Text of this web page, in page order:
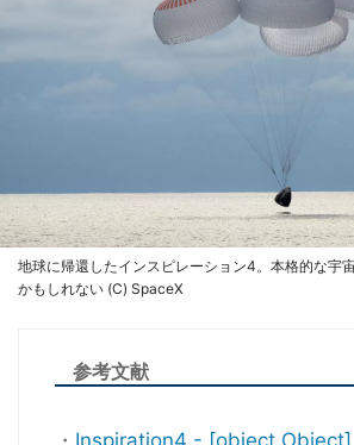
地球に帰還したインスピレーション4。本格的な宇
かもしれない (C) SpaceX
参考文献
・ Inspiration4 - [object Object]